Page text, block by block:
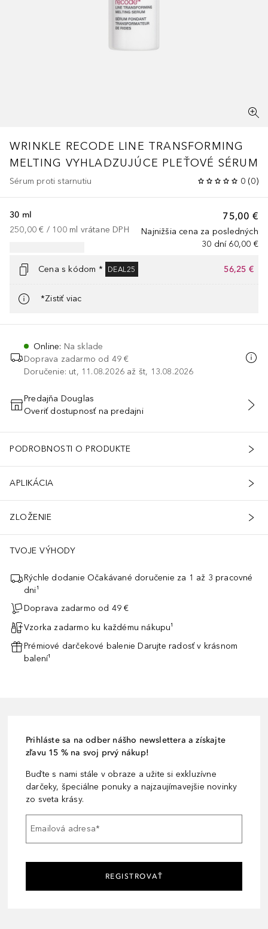
WRINKLE RECODE LINE TRANSFORMING
MELTING VYHLADZUJÚCE PLEŤOVÉ SÉRUM
Sérum proti starnutiu 0 (0)
75,00 €
Najnižšia cena za posledných
30 dní 60,00 €
30 ml
250,00 € / 100 ml vrátane DPH
Cena s kódom * DEAL25 56,25 €
*Zistiť viac
Online: Na sklade
Doprava zadarmo od 49 €
Doručenie: ut, 11.08.2026 až št, 13.08.2026
PRIDAŤ DO KOŠÍKA
Predajňa Douglas
Overiť dostupnosť na predajni
PODROBNOSTI O PRODUKTE
APLIKÁCIA
ZLOŽENIE
TVOJE VÝHODY
Rýchle dodanie Očakávané doručenie za 1 až 3 pracovné
dni¹
Doprava zadarmo od 49 €
Vzorka zadarmo ku každému nákupu¹
Prémiové darčekové balenie Darujte radosť v krásnom
balení¹
Prihláste sa na odber nášho newslettera a získajte
zľavu 15 % na svoj prvý nákup!
Buďte s nami stále v obraze a užite si exkluzívne
darčeky, špeciálne ponuky a najzaujímavejšie novinky
zo sveta krásy.
Emailová adresa*
REGISTROVAŤ